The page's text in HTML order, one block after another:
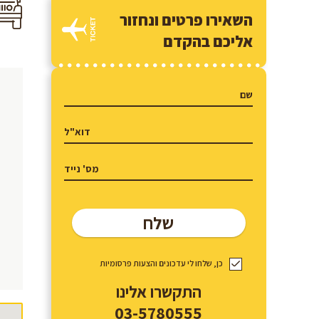
השאירו פרטים ונחזור
אליכם בהקדם
כן, שלחו לי עדכונים והצעות פרסומיות
התקשרו אלינו
03-5780555